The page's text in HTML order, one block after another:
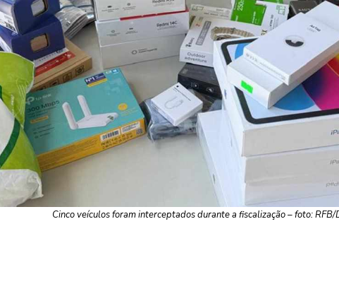
Cinco veículos foram interceptados durante a fiscalização – foto: